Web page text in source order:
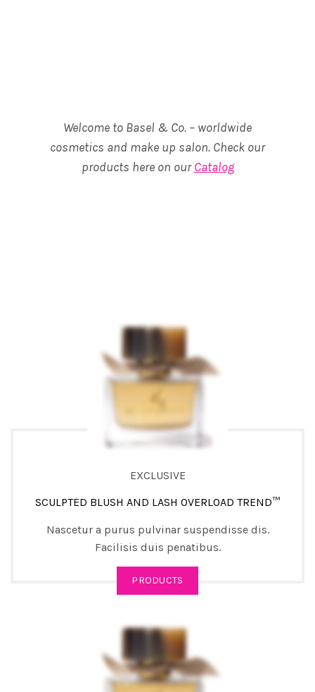
Welcome to Basel & Co. – worldwide
cosmetics and make up salon. Check our
products here on ourCatalog
EXCLUSIVE
SCULPTED BLUSH AND LASH OVERLOAD TREND™
Nascetur a purus pulvinar suspendisse dis.
Facilisis duis penatibus.
PRODUCTS